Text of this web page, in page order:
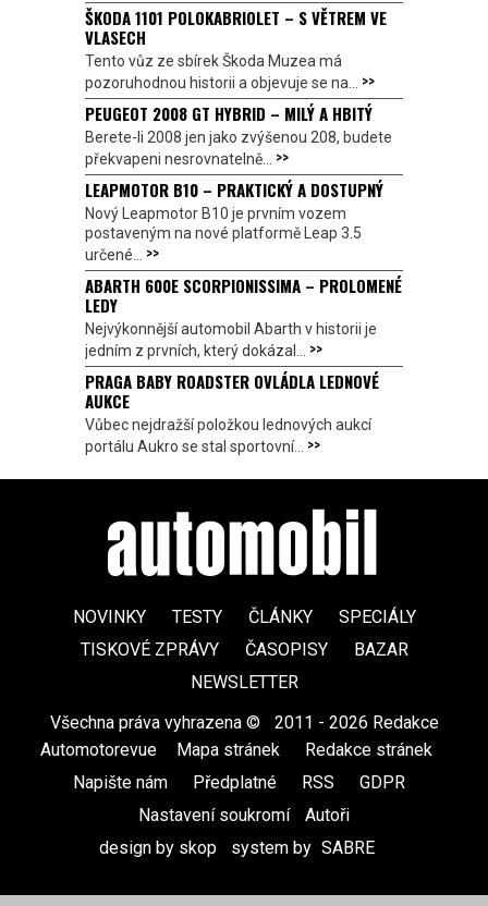
ŠKODA 1101 POLOKABRIOLET – S VĚTREM VE
VLASECH
Tento vůz ze sbírek Škoda Muzea má
pozoruhodnou historii a objevuje se na... >>
PEUGEOT 2008 GT HYBRID – MILÝ A HBITÝ
Berete-li 2008 jen jako zvýšenou 208, budete
překvapeni nesrovnatelně... >>
LEAPMOTOR B10 – PRAKTICKÝ A DOSTUPNÝ
Nový Leapmotor B10 je prvním vozem
postaveným na nové platformě Leap 3.5
určené... >>
ABARTH 600E SCORPIONISSIMA – PROLOMENÉ
LEDY
Nejvýkonnější automobil Abarth v historii je
jedním z prvních, který dokázal... >>
PRAGA BABY ROADSTER OVLÁDLA LEDNOVÉ
AUKCE
Vůbec nejdražší položkou lednových aukcí
portálu Aukro se stal sportovní... >>
NOVINKY TESTY ČLÁNKY
SPECIÁLY
TISKOVÉ ZPRÁVY
ČASOPISY
BAZAR
NEWSLETTER
Všechna práva vyhrazena ©
2011 - 2026 Redakce
Automotorevue
Mapa stránek Redakce stránek
Napište nám
Předplatné RSS GDPR
Nastavení soukromí
Autoři
design by skop
system by SABRE